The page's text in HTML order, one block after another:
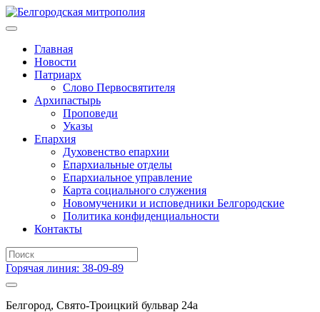
Главная
Новости
Патриарх
Слово Первосвятителя
Архипастырь
Проповеди
Указы
Епархия
Духовенство епархии
Епархиальные отделы
Епархиальное управление
Карта социального служения
Новомученики и исповедники Белгородские
Политика конфиденциальности
Контакты
Горячая линия: 38-09-89
Белгород, Свято-Троицкий бульвар 24а